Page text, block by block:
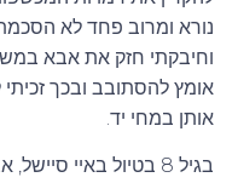
נורא ומרוב פחד לא
וחיבקתי חזק את אבא
אומץ להסתובב ובכך
אותן במחי יד.
בגיל 8 בטיול באיי